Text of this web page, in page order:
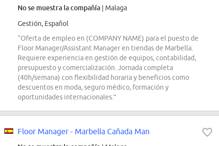
No se muestra la compañía | Malaga
Gestión, Español
“Oferta de empleo en (COMPANY NAME) para el puesto de
Floor Manager/Assistant Manager en tiendas de Marbella.
Requiere experiencia en gestión de equipos, contabilidad,
presupuesto y comercialización. Jornada completa
(40h/semana) con flexibilidad horaria y beneficios como
descuentos en moda, seguro médico, formación y
oportunidades internacionales.”
Floor Manager - Marbella Cañada Man